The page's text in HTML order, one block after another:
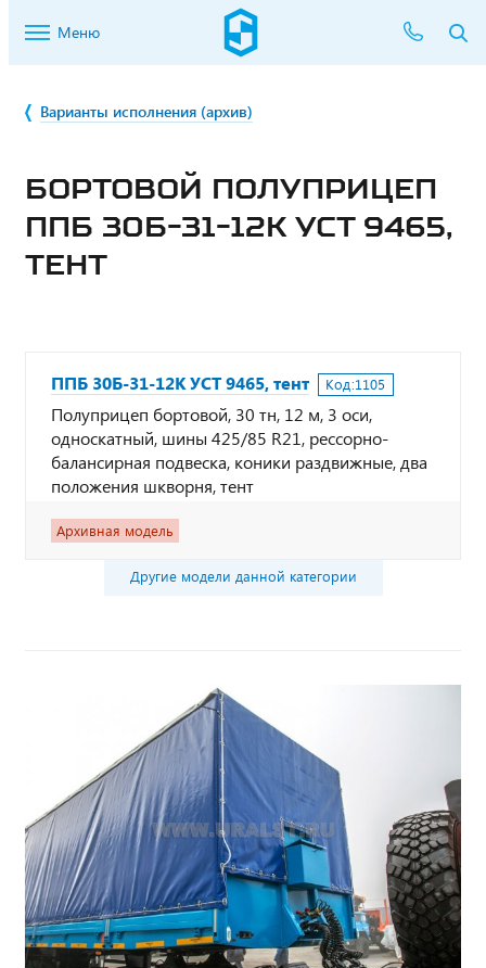
Меню
Варианты исполнения (архив)
БОРТОВОЙ ПОЛУПРИЦЕП
ППБ 30Б-31-12К УСТ 9465,
ТЕНТ
ППБ 30Б-31-12К УСТ 9465, тент Код:1105
Полуприцеп бортовой, 30 тн, 12 м, 3 оси,
односкатный, шины 425/85 R21, рессорно-
балансирная подвеска, коники раздвижные, два
положения шкворня, тент
Архивная модель
Другие модели данной категории